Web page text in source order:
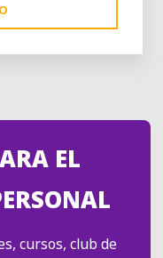
ALCARRÁS,
MUNDO
TRANSICIÓN
EN
EL
cursos, club de